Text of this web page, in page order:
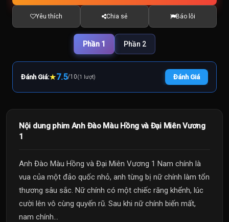
Yêu thích Chia sẻ Báo lỗi
Phần 1 Phần 2
Đánh Giá:★7.5/10(1 lượt) Đánh Giá
Nội dung phim Anh Đào Màu Hồng và Đại Miên Vương
1
Anh Đào Màu Hồng và Đại Miên Vương 1 Nam chính là
vua của một đảo quốc nhỏ, anh từng bị nữ chính làm tổn
thương sâu sắc. Nữ chính có một chiếc răng khểnh, lúc
cười lên vô cùng quyến rũ. Sau khi nữ chính biến mất,
nam chính...